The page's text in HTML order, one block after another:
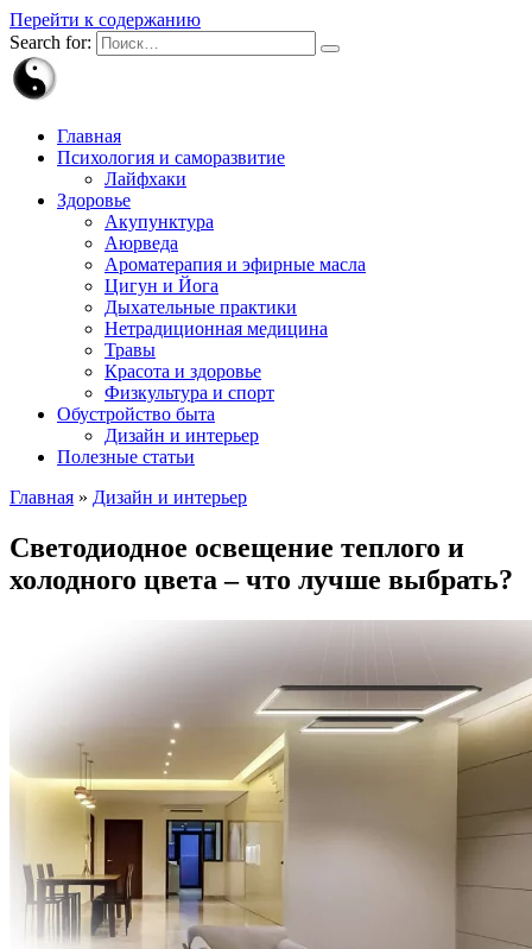
Перейти к содержанию
Search for:
Главная
Психология и саморазвитие
Лайфхаки
Здоровье
Акупунктура
Аюрведа
Ароматерапия и эфирные масла
Цигун и Йога
Дыхательные практики
Нетрадиционная медицина
Травы
Красота и здоровье
Физкультура и спорт
Обустройство быта
Дизайн и интерьер
Полезные статьи
Главная » Дизайн и интерьер
Светодиодное освещение теплого и
холодного цвета – что лучше выбрать?